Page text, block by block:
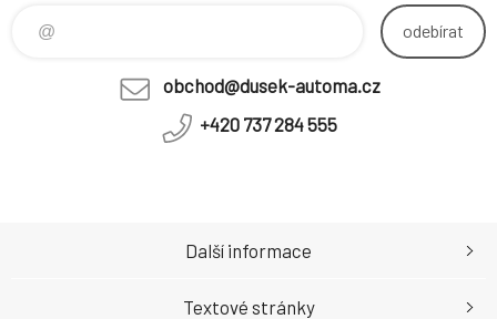
odebírat
obchod@dusek-automa.cz
+420 737 284 555
Další informace
Textové stránky